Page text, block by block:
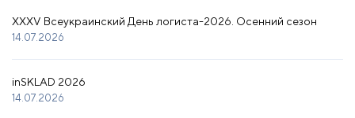
XXXV Всеукраинский День логиста-2026. Осенний сезон
14.07.2026
inSKLAD 2026
14.07.2026